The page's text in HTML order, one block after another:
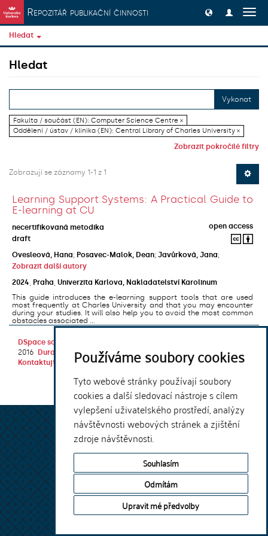
Používáme soubory cookies
Tyto webové stránky používají soubory
cookies a další sledovací nástroje s cílem
vylepšení uživatelského prostředí, analýzy
návštěvnosti webových stránek a zjištění
zdroje návštěvnosti.
Souhlasím
Odmítám
Upravit mé předvolby
Přeskočit na obsah
Repozitář publikační činnosti
Hledat
Hledat
Vykonat
Fakulta / součást (EN): Computer Science Centre ×
Oddělení / ústav / klinika (EN): Central Library of Charles University ×
Zobrazit pokročilé filtry
Zobrazují se záznamy 1-1 z 1
Learning Support Systems: A Practical Guide to
E-learning at CU
necertifikovaná metodika
open access
draft
Ovesleová, Hana; Posavec-Malok, Dean; Javůrková, Jana;
Zobrazit další autory
2024
Praha Univerzita Karlova, Nakladatelství Karolinum
This guide introduces the e-learning support tools that are used
most frequently at Charles University and that you may encounter
during your studies. It will also help you to avoid the most common
obstacles associated ...
DSpace software
2016
DuraSpace
Kontaktujte nás | Vyjádření názoru